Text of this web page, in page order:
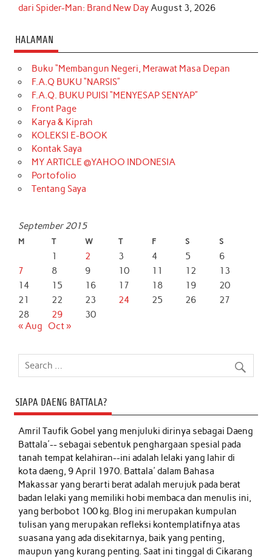
dari Spider-Man: Brand New DayAugust 3, 2026
HALAMAN
Buku “Membangun Negeri, Merawat Masa Depan
F.A.Q BUKU “NARSIS”
F.A.Q. BUKU PUISI “MENYESAP SENYAP”
Front Page
Karya & Kiprah
KOLEKSI E-BOOK
Kontak Saya
MY ARTICLE @YAHOO INDONESIA
Portofolio
Tentang Saya
September 2015
M T W T F S S
1 2 3 4 5
6
7
8 9 10 11 12
13
14
15 16 17 18 19
20
21
22 23 24 25 26
27
28
29
30
« Aug
Oct »
SIAPA DAENG BATTALA?
Amril Taufik Gobelyang menjuluki dirinya sebagai Daeng
Battala'-- sebagai sebentuk penghargaan spesial pada
tanah tempat kelahiran--ini adalah lelaki yang lahir di
kota daeng, 9 April 1970. Battala' dalam Bahasa
Makassar yang berarti berat adalah merujuk pada berat
badan lelaki yang memiliki hobi membaca dan menulis ini,
yang berbobot 100 kg. Blog ini merupakan kumpulan
tulisan yang merupakan refleksi kontemplatifnya atas
suasana yang ada disekitarnya, baik yang penting,
maupun yang kurang penting. Saat ini tinggal di Cikarang